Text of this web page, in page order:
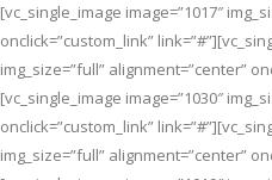
[vc_single_image image=”1017″
onclick=”custom_link”
img_size=”full” alignment=”center”
[vc_single_image image=”1030″
onclick=”custom_link”
img_size=”full” alignment=”center”